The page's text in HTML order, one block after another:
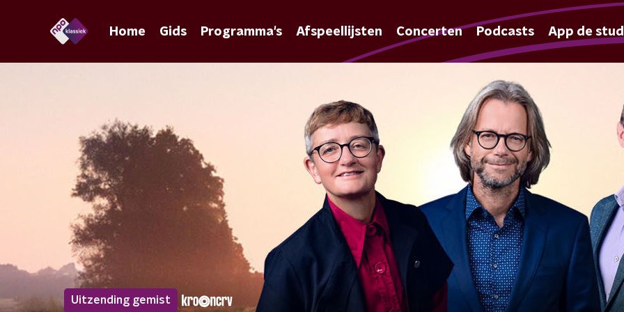
Home Gids Programma's Afspeellijsten Concerten Podcasts App de
Uitzending gemist